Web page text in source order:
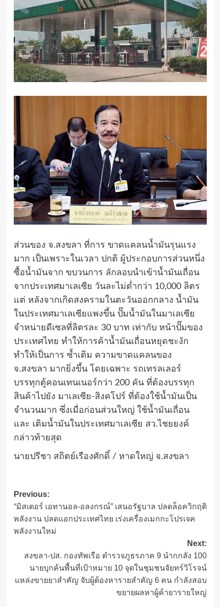
ส่วนของ จ.สงขลา ที่การ ขาดแคลนน้ำมันรุนแรง
มาก เป็นเพราะในเวลา ปกติ ผู้ประกอบการส่วนหนึ่ง
ซื้อน้ำมันจาก ขบวนการ ลักลอบนำเข้าน้ำมันเถื่อน
จากประเทศมาเลเซีย วันละไม่ต่ำกว่า 10,000 ลิตร
แต่ หลังจากเกิดสงครามในตะวันออกกลาง น้ำมัน
ในประเทศมาเลเซียแพงขึ้น ปั๊มน้ำมันในมาเลเซีย
จำหน่ายดีเซลที่ลิตรละ 30 บาท เท่ากับ หน้าปั๊มของ
ประเทศไทย ทำให้การค้าน้ำมันเถื่อนหยุดชะงัก
ทำให้เป็นการ ซ้ำเติม ความขาดแคลนของ
จ.สงขลา มากยิ่งขึ้น โดยเฉพาะ รถเทรลเลอร์
บรรทุกตู้คอนเทนเนอร์กว่า 200 คัน ที่ต้องบรรทุก
สินค้าไปยัง มาเลเซีย-สิงคโปร์ ที่ต้องใช้น้ำมันเป็น
จำนวนมาก ซึ่งเมื่อก่อนส่วนใหญ่ ใช้น้ำมันเถื่อน
และ เติมน้ำมันในประเทศมาเลเซีย สว.ไชยยงค์
กล่าวท้ายสุด
นายปรีชา สถิตย์เรืองศักดิ์ / หาดใหญ่ จ.สงขลา
Post
navigation
Previous:
“มิสเตอร์ เอทานอล-อลงกรณ์” เสนอรัฐบาล ปลดล็อควิกฤติ
พลังงาน ปลดแอกประเทศไทย เร่งเครื่องเมกกะโปรเจค
พลังงานใหม่
Next:
สงขลา-ปส. กองทัพเรือ ตำรวจภูธรภาค 9 นำกกลัง 100
นายบุกค้นพื้นที่เป้าหมาย 10 จุดในชุมชนจัยทร์วิโรจน์
แหล่งขายยาสำคัญ จับผู้ต้องหารายสำคัญ 6 คน กำลังสอบ
ขยายผลหาผู้ค้ายารายใหญ่